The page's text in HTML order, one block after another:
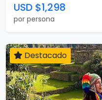
USD $1,298
por persona
Destacado